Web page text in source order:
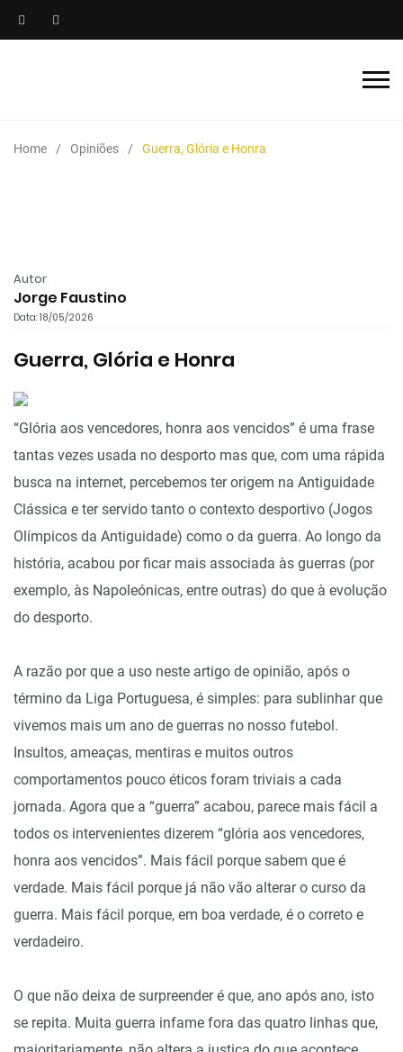
Home Opiniões Guerra, Glória e Honra
Autor
Jorge Faustino
Data: 18/05/2026
Guerra, Glória e Honra
“Glória aos vencedores, honra aos vencidos” é uma frase
tantas vezes usada no desporto mas que, com uma rápida
busca na internet, percebemos ter origem na Antiguidade
Clássica e ter servido tanto o contexto desportivo (Jogos
Olímpicos da Antiguidade) como o da guerra. Ao longo da
história, acabou por ficar mais associada às guerras (por
exemplo, às Napoleónicas, entre outras) do que à evolução
do desporto.
A razão por que a uso neste artigo de opinião, após o
término da Liga Portuguesa, é simples: para sublinhar que
vivemos mais um ano de guerras no nosso futebol.
Insultos, ameaças, mentiras e muitos outros
comportamentos pouco éticos foram triviais a cada
jornada. Agora que a “guerra” acabou, parece mais fácil a
todos os intervenientes dizerem “glória aos vencedores,
honra aos vencidos”. Mais fácil porque sabem que é
verdade. Mais fácil porque já não vão alterar o curso da
guerra. Mais fácil porque, em boa verdade, é o correto e
verdadeiro.
O que não deixa de surpreender é que, ano após ano, isto
se repita. Muita guerra infame fora das quatro linhas que,